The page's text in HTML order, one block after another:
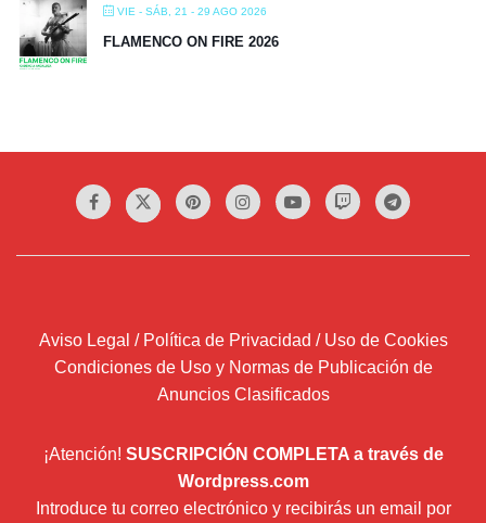
VIE - SÁB, 21 - 29 AGO 2026
FLAMENCO ON FIRE 2026
Aviso Legal / Política de Privacidad / Uso de Cookies
Condiciones de Uso y Normas de Publicación de
Anuncios Clasificados
¡Atención! SUSCRIPCIÓN COMPLETA a través de
Wordpress.com
Introduce tu correo electrónico y recibirás un email por